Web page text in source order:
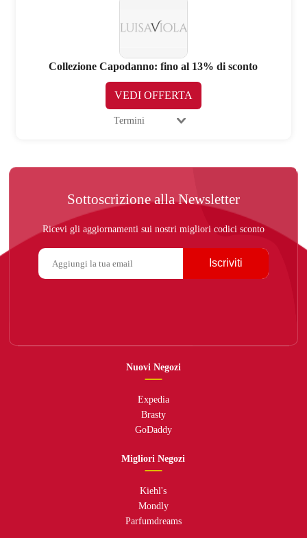
Collezione Capodanno: fino al 13% di sconto
VEDI OFFERTA
Termini
Sottoscrizione alla Newsletter
Ricevi gli aggiornamenti sui nostri migliori codici sconto
Iscriviti
Nuovi Negozi
Expedia
Brasty
GoDaddy
Migliori Negozi
Kiehl's
Mondly
Parfumdreams